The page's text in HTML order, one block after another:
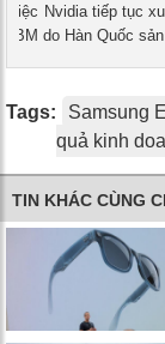
Việc Nvidia tiếp tục
do Hàn Quốc sản
Tags: Samsung
quả kinh
TIN KHÁC CÙNG